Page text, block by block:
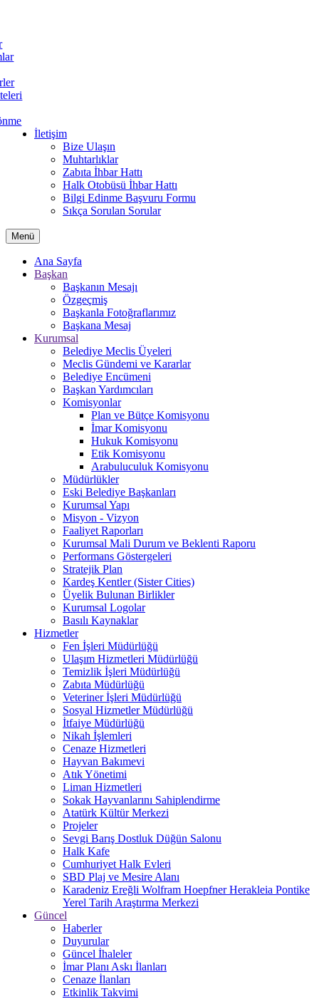
İletişim
Bize Ulaşın
Muhtarlıklar
Zabıta İhbar Hattı
Halk Otobüsü İhbar Hattı
Bilgi Edinme Başvuru Formu
Sıkça Sorulan Sorular
Menü
Ana Sayfa
Başkan
Başkanın Mesajı
Özgeçmiş
Başkanla Fotoğraflarımız
Başkana Mesaj
Kurumsal
Belediye Meclis Üyeleri
Meclis Gündemi ve Kararlar
Belediye Encümeni
Başkan Yardımcıları
Komisyonlar
Plan ve Bütçe Komisyonu
İmar Komisyonu
Hukuk Komisyonu
Etik Komisyonu
Arabuluculuk Komisyonu
Müdürlükler
Eski Belediye Başkanları
Kurumsal Yapı
Misyon - Vizyon
Faaliyet Raporları
Kurumsal Mali Durum ve Beklenti Raporu
Performans Göstergeleri
Stratejik Plan
Kardeş Kentler (Sister Cities)
Üyelik Bulunan Birlikler
Kurumsal Logolar
Basılı Kaynaklar
Hizmetler
Fen İşleri Müdürlüğü
Ulaşım Hizmetleri Müdürlüğü
Temizlik İşleri Müdürlüğü
Zabıta Müdürlüğü
Veteriner İşleri Müdürlüğü
Sosyal Hizmetler Müdürlüğü
İtfaiye Müdürlüğü
Nikah İşlemleri
Cenaze Hizmetleri
Hayvan Bakımevi
Atık Yönetimi
Liman Hizmetleri
Sokak Hayvanlarını Sahiplendirme
Atatürk Kültür Merkezi
Projeler
Sevgi Barış Dostluk Düğün Salonu
Halk Kafe
Cumhuriyet Halk Evleri
SBD Plaj ve Mesire Alanı
Karadeniz Ereğli Wolfram Hoepfner Herakleia Pontike
Yerel Tarih Araştırma Merkezi
Güncel
Haberler
Duyurular
Güncel İhaleler
İmar Planı Askı İlanları
Cenaze İlanları
Etkinlik Takvimi